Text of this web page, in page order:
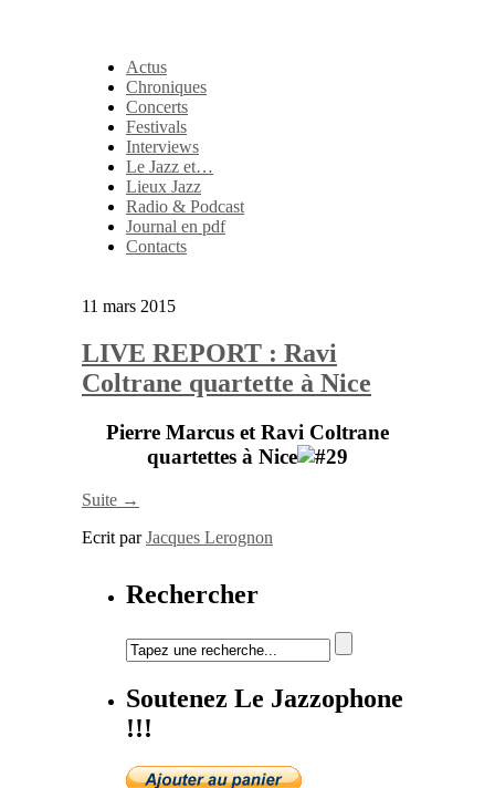
Actus
Chroniques
Concerts
Festivals
Interviews
Le Jazz et…
Lieux Jazz
Radio & Podcast
Journal en pdf
Contacts
11 mars 2015
LIVE REPORT : Ravi
Coltrane quartette à Nice
Pierre Marcus et Ravi Coltrane
quartettes à Nice
Suite →
Ecrit parJacques Lerognon
Rechercher
Soutenez Le Jazzophone
!!!